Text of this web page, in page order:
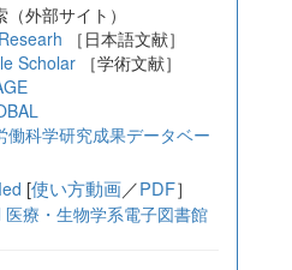
外部サイト）
［日本語文献］
Scholar
［学術文献］
働科学研究成果データベー
[使い方動画／PDF］
医療・生物学系電子図書館